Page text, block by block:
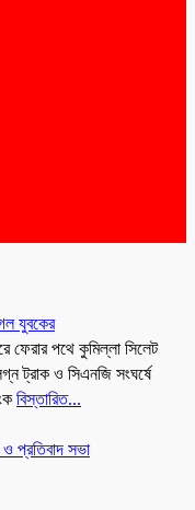
যুবকের
ফেরার পথে কুমিল্লা সিলেট
ট্রাক ও সিএনজি সংঘর্ষে
বিস্তারিত...
ও প্রতিবাদ সভা